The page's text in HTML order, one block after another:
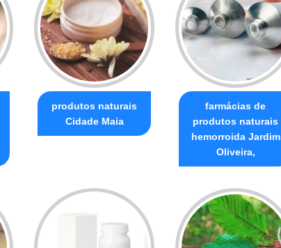
produtos naturais
Cidade Maia
farmácias de
produtos naturais
hemorroida Jardim
Oliveira,